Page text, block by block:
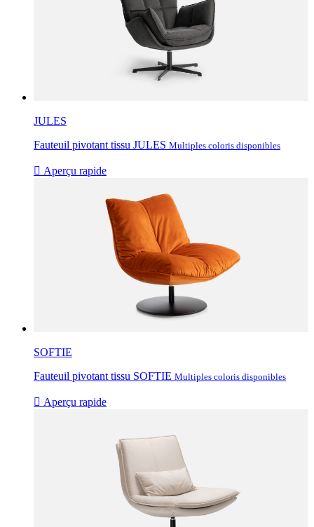
JULES
Fauteuil pivotant tissu JULES Multiples coloris disponibles
 Aperçu rapide
SOFTIE
Fauteuil pivotant tissu SOFTIE Multiples coloris disponibles
 Aperçu rapide